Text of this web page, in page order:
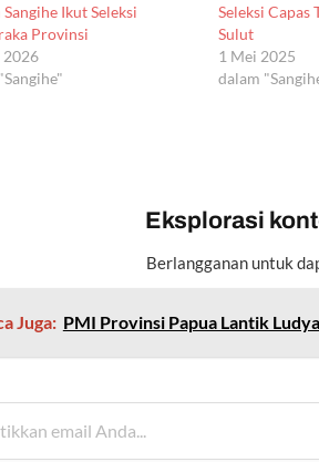
Ikut Seleksi
Provinsi
2026
Seleksi
Sulut
1 Mei 2025
dalam
Eksplorasi
Berlangganan untuk
Juga: PMI Provinsi Papua Lantik